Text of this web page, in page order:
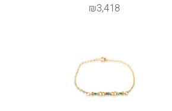
₪3,418